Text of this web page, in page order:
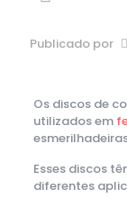
Publicado por
Os discos de
utilizados em
Esses discos
diferentes